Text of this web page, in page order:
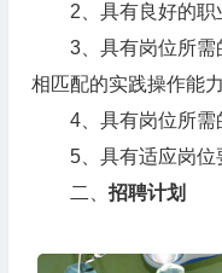
2、具有良好的职
3、具有岗位所需
相匹配的实践操作能力
4、具有岗位所需
5、具有适应岗位
二、 招聘计划